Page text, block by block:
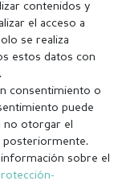
contenidos y
el acceso a
se realiza
estos datos con
consentimiento o
puede
no otorgar el
posteriormente.
sobre el